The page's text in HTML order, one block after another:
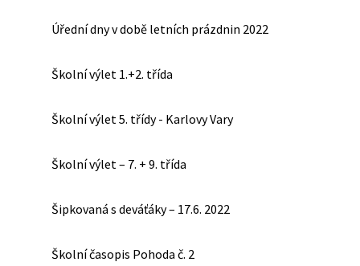
Úřední dny v době letních prázdnin 2022
Školní výlet 1.+2. třída
Školní výlet 5. třídy - Karlovy Vary
Školní výlet – 7. + 9. třída
Šipkovaná s deváťáky – 17.6. 2022
Školní časopis Pohoda č. 2